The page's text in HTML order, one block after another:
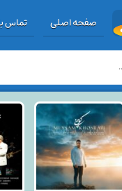
صفحه اصلی تماس